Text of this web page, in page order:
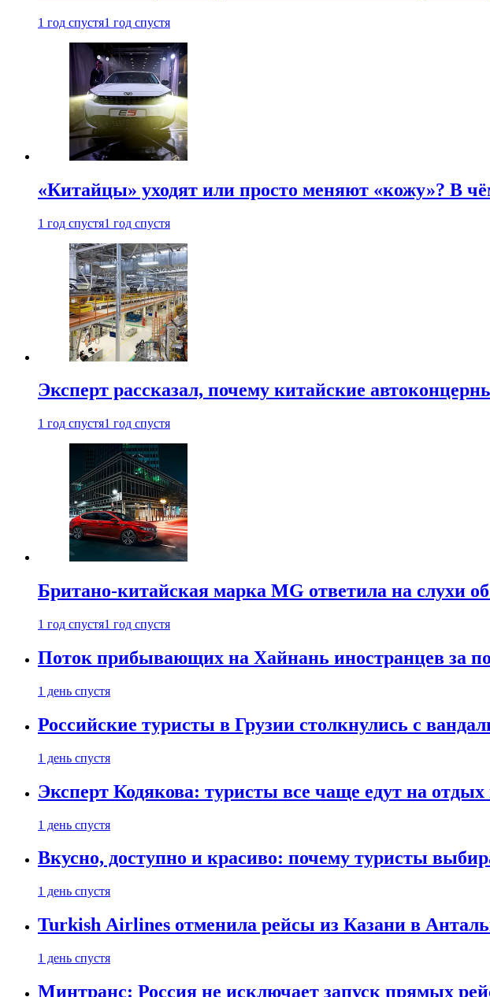
1 год спустя1 год спустя
«Китайцы» уходят или просто меняют «кожу»? В
1 год спустя1 год спустя
Эксперт рассказал, почему китайские
1 год спустя1 год спустя
Британо-китайская марка MG ответила на слухи об
1 год спустя1 год спустя
Поток прибывающих на Хайнань иностранцев за
1 день спустя
Российские туристы в Грузии столкнулись с
1 день спустя
Эксперт Кодякова: туристы все чаще едут на
1 день спустя
Вкусно, доступно и красиво: почему туристы
1 день спустя
Turkish Airlines отменила рейсы из Казани в
1 день спустя
Минтранс: Россия не исключает запуск прямых